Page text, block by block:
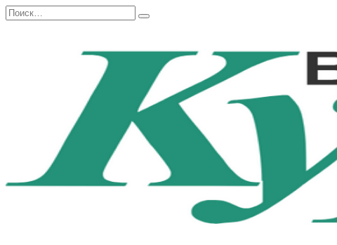
Перейти
к
Search
for: